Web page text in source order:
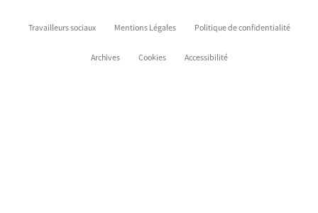
Travailleurs sociaux Mentions Légales Politique de confidentialité
Archives Cookies Accessibilité